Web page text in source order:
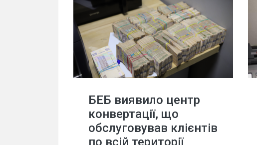
БЕБ виявило центр
конвертації, що
обслуговував клієнтів
по всій території